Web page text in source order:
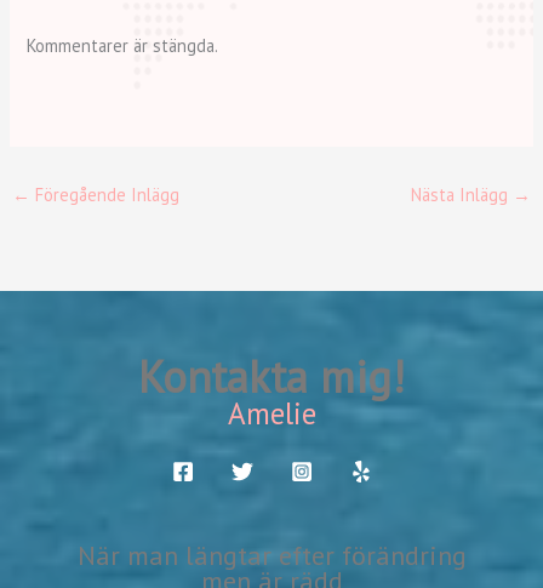
Kommentarer är stängda.
← Föregående Inlägg Nästa Inlägg →
Kontakta mig!
Amelie
När man längtar efter förändring
men är rädd